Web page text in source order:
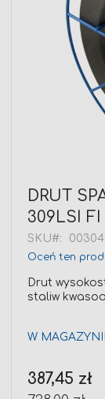
Przejdź
na
początek
DRUT
309LSI FI
SKU
Oceń ten
Drut
staliw
W
Cena
promocyjna
387,45 zł